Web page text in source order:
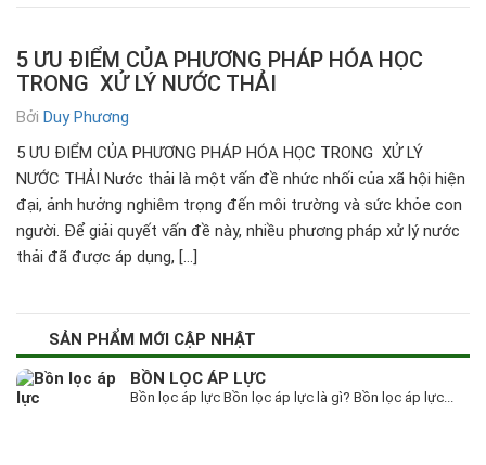
5 ƯU ĐIỂM CỦA PHƯƠNG PHÁP HÓA HỌC
TRONG XỬ LÝ NƯỚC THẢI
Bởi Duy Phương
5 ƯU ĐIỂM CỦA PHƯƠNG PHÁP HÓA HỌC TRONG XỬ LÝ
NƯỚC THẢI Nước thải là một vấn đề nhức nhối của xã hội hiện
đại, ảnh hưởng nghiêm trọng đến môi trường và sức khỏe con
người. Để giải quyết vấn đề này, nhiều phương pháp xử lý nước
thải đã được áp dụng, […]
SẢN PHẨM MỚI CẬP NHẬT
BỒN LỌC ÁP LỰC
Bồn lọc áp lực Bồn lọc áp lực là gì? Bồn lọc áp lực...